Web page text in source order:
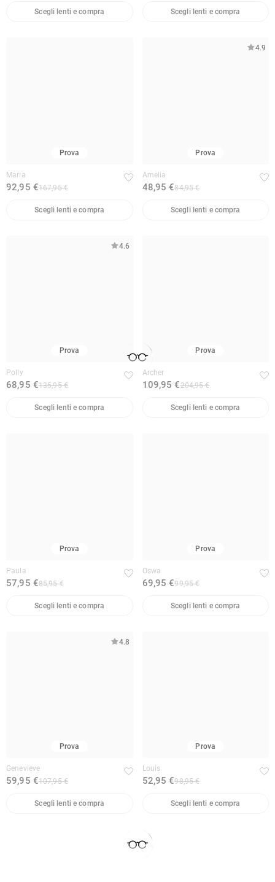
Scegli lenti e compra Scegli lenti e compra
Prova
Maria
92,95 €167,95 €
Scegli lenti e compra
4.9
Prova
Amelia
48,95 €84,95 €
Scegli lenti e compra
4.6
Prova
Polly
68,95 €135,95 €
Scegli lenti e compra
Prova
Archer
109,95 €204,95 €
Scegli lenti e compra
Prova
Paula
57,95 €85,95 €
Scegli lenti e compra
Prova
Oswa
69,95 €99,95 €
Scegli lenti e compra
4.8
Prova
Genevieve
59,95 €107,95 €
Scegli lenti e compra
Prova
Louis
52,95 €98,95 €
Scegli lenti e compra